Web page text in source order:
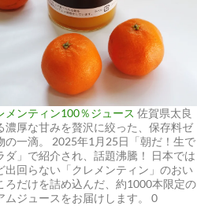
メンティン100％ジュース 佐賀県太良
濃厚な甘みを贅沢に絞った、保存料ゼ
の一滴。 2025年1月25日「朝だ！生で
ダ」で紹介され、話題沸騰！ 日本では
出回らない「クレメンティン」のおい
ろだけを詰め込んだ、約1000本限定の
ムジュースをお届けします。 0